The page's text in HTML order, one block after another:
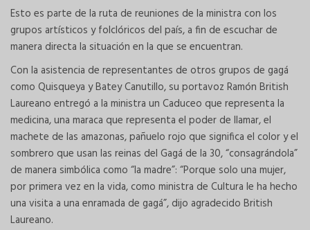
Esto es parte de la ruta de reuniones de la ministra con los
grupos artísticos y folclóricos del país, a fin de escuchar de
manera directa la situación en la que se encuentran.
Con la asistencia de representantes de otros grupos de gagá
como Quisqueya y Batey Canutillo, su portavoz Ramón British
Laureano entregó a la ministra un Caduceo que representa la
medicina, una maraca que representa el poder de llamar, el
machete de las amazonas, pañuelo rojo que significa el color y el
sombrero que usan las reinas del Gagá de la 30, “consagrándola”
de manera simbólica como “la madre”: “Porque solo una mujer,
por primera vez en la vida, como ministra de Cultura le ha hecho
una visita a una enramada de gagá”, dijo agradecido British
Laureano.